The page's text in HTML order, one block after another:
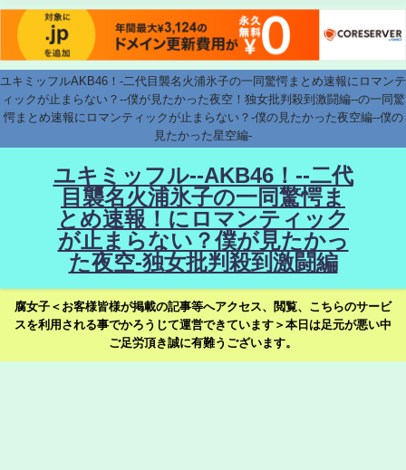
ユキミッフルAKB46！-二代目襲名火浦氷子の一同驚愕まとめ速報にロマンテ
ィックが止まらない？--僕が見たかった夜空！独女批判殺到激闘編--の一同驚
愕まとめ速報にロマンティックが止まらない？-僕の見たかった夜空編--僕の
見たかった星空編-
ユキミッフル--AKB46！--二代
目襲名火浦氷子の一同驚愕ま
とめ速報！にロマンティック
が止まらない？僕が見たかっ
た夜空-独女批判殺到激闘編
腐女子＜お客様皆様が掲載の記事等へアクセス、閲覧、こちらのサービ
スを利用される事でかろうじて運営できています＞本日は足元が悪い中
ご足労頂き誠に有難うございます。